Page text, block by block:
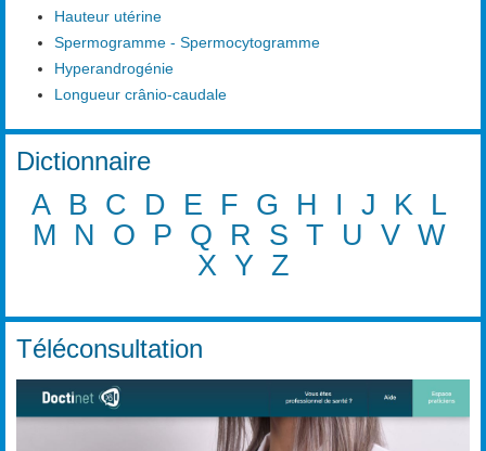
Hauteur utérine
Spermogramme - Spermocytogramme
Hyperandrogénie
Longueur crânio-caudale
Dictionnaire
A B C D E F G H I J K
L
M
N O P Q R S T U V W
X Y Z
Téléconsultation